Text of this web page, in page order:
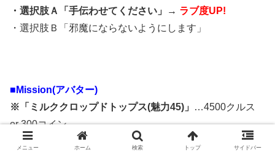
・選択肢Ａ「手伝わせてください」→ ラブ度UP!
・選択肢Ｂ「邪魔にならないようにします」
■Mission(アバター)
※「ミルククロップドトップス(魅力45)」
…4500クルス
or 300コイン
メニュー ホーム 検索 トップ サイドバー